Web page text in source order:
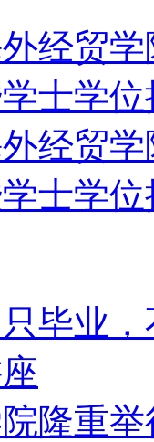
经贸
士学位
经贸
士学位
毕业
隆重